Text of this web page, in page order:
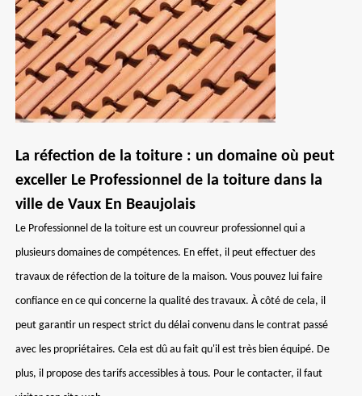
La réfection de la toiture : un domaine où peut
exceller Le Professionnel de la toiture dans la
ville de Vaux En Beaujolais
Le Professionnel de la toiture est un couvreur professionnel qui a
plusieurs domaines de compétences. En effet, il peut effectuer des
travaux de réfection de la toiture de la maison. Vous pouvez lui faire
confiance en ce qui concerne la qualité des travaux. À côté de cela, il
peut garantir un respect strict du délai convenu dans le contrat passé
avec les propriétaires. Cela est dû au fait qu'il est très bien équipé. De
plus, il propose des tarifs accessibles à tous. Pour le contacter, il faut